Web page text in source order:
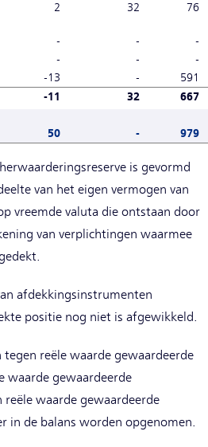
2 32 76
- - -
- - -
-13 - 591
-11 32 667
50 - 979
is gevormd
van het eigen vermogen van
vreemde valuta die ontstaan door
van verplichtingen waarmee
afdekkingsinstrumenten
positie nog niet is afgewikkeld.
reële waarde gewaardeerde
waarde gewaardeerde
waarde gewaardeerde
in de balans worden opgenomen.